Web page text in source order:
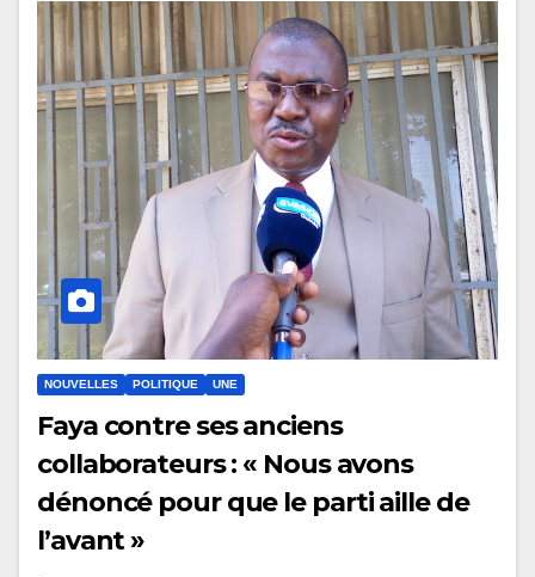
NOUVELLES POLITIQUE UNE
Faya contre ses anciens
collaborateurs : « Nous avons
dénoncé pour que le parti aille de
l’avant »